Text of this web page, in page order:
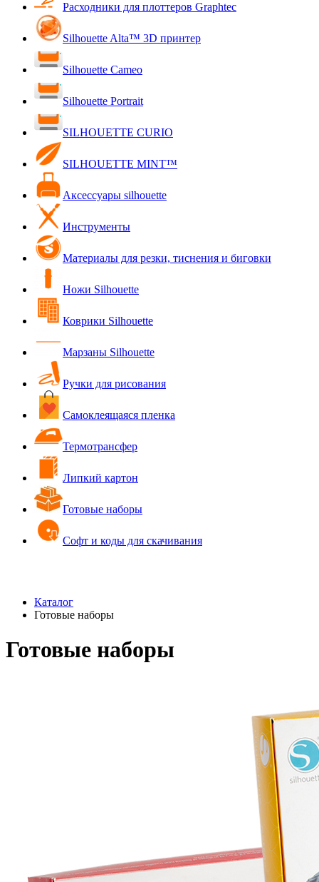
Расходники для плоттеров Graphtec
Silhouette Alta™ 3D принтер
Silhouette Cameo
Silhouette Portrait
SILHOUETTE CURIO
SILHOUETTE MINT™
Аксессуары silhouette
Инструменты
Материалы для резки, тиснения и биговки
Ножи Silhouette
Коврики Silhouette
Марзаны Silhouette
Ручки для рисования
Самоклеящаяся пленка
Термотрансфер
Липкий картон
Готовые наборы
Софт и коды для скачивания
Каталог
Готовые наборы
Готовые наборы